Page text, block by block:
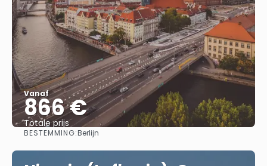
Vanaf
866 €
Totale prijs
BESTEMMING:Berlijn